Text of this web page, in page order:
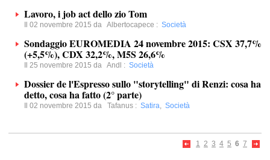
Lavoro, i job act dello zio Tom
Il 02 novembre 2015 da Albertocapece : Società
Sondaggio EUROMEDIA 24 novembre 2015: CSX 37,7%
(+5,5%), CDX 32,2%, M5S 26,6%
Il 25 novembre 2015 da Andl : Società
Dossier de l'Espresso sullo "storytelling" di Renzi: cosa ha
detto, cosa ha fatto (2° parte)
Il 02 novembre 2015 da Tafanus : Satira, Società
1 2 3 4 5 6 7